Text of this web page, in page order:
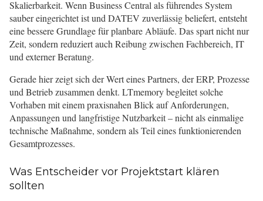
Skalierbarkeit. Wenn Business Central als führendes System
sauber eingerichtet ist und DATEV zuverlässig beliefert, entsteht
eine bessere Grundlage für planbare Abläufe. Das spart nicht nur
Zeit, sondern reduziert auch Reibung zwischen Fachbereich, IT
und externer Beratung.
Gerade hier zeigt sich der Wert eines Partners, der ERP, Prozesse
und Betrieb zusammen denkt. LTmemory begleitet solche
Vorhaben mit einem praxisnahen Blick auf Anforderungen,
Anpassungen und langfristige Nutzbarkeit – nicht als einmalige
technische Maßnahme, sondern als Teil eines funktionierenden
Gesamtprozesses.
Was Entscheider vor Projektstart klären
sollten